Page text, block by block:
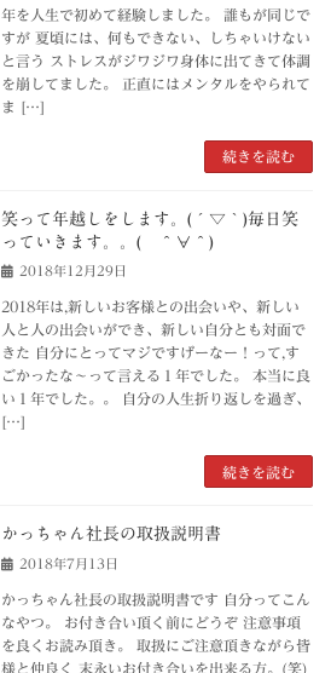
年を人生で初めて経験しました。 誰もが同じで
すが 夏頃には、何もできない、しちゃいけない
と言う ストレスがジワジワ身体に出てきて体調
を崩してました。 正直にはメンタルをやられて
ま […]
続きを読む
笑って年越しをします。(´▽｀)毎日笑
っていきます。。( ＾∀＾)
2018年12月29日
2018年は,新しいお客様との出会いや、新しい
人と人の出会いができ、新しい自分とも対面で
きた 自分にとってマジですげーなー！って,す
ごかったな～って言える１年でした。 本当に良
い１年でした。。 自分の人生折り返しを過ぎ、
[…]
続きを読む
かっちゃん社長の取扱説明書
2018年7月13日
かっちゃん社長の取扱説明書です 自分ってこん
なやつ。 お付き合い頂く前にどうぞ 注意事項
を良くお読み頂き。 取扱にご注意頂きながら皆
様と仲良く 末永いお付き合いを出来る方。(笑)